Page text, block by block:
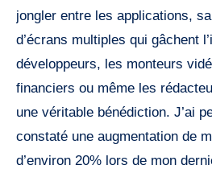
jongler entre les applications,
d’écrans multiples qui gâchent
développeurs, les monteurs
financiers ou même les
une véritable bénédiction. J’ai
constaté une augmentation de
d’environ 20% lors de mon